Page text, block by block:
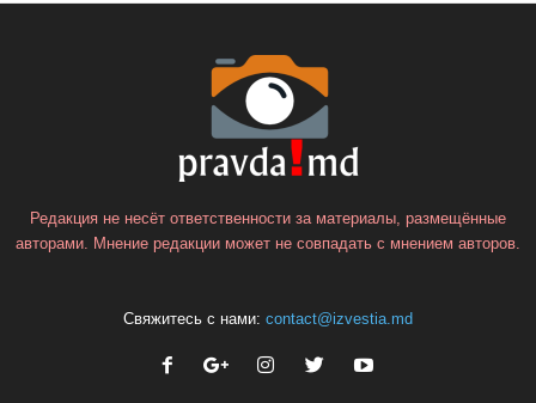
Редакция не несёт ответственности за материалы, размещённые
авторами. Мнение редакции может не совпадать с мнением авторов.
Свяжитесь с нами: contact@izvestia.md